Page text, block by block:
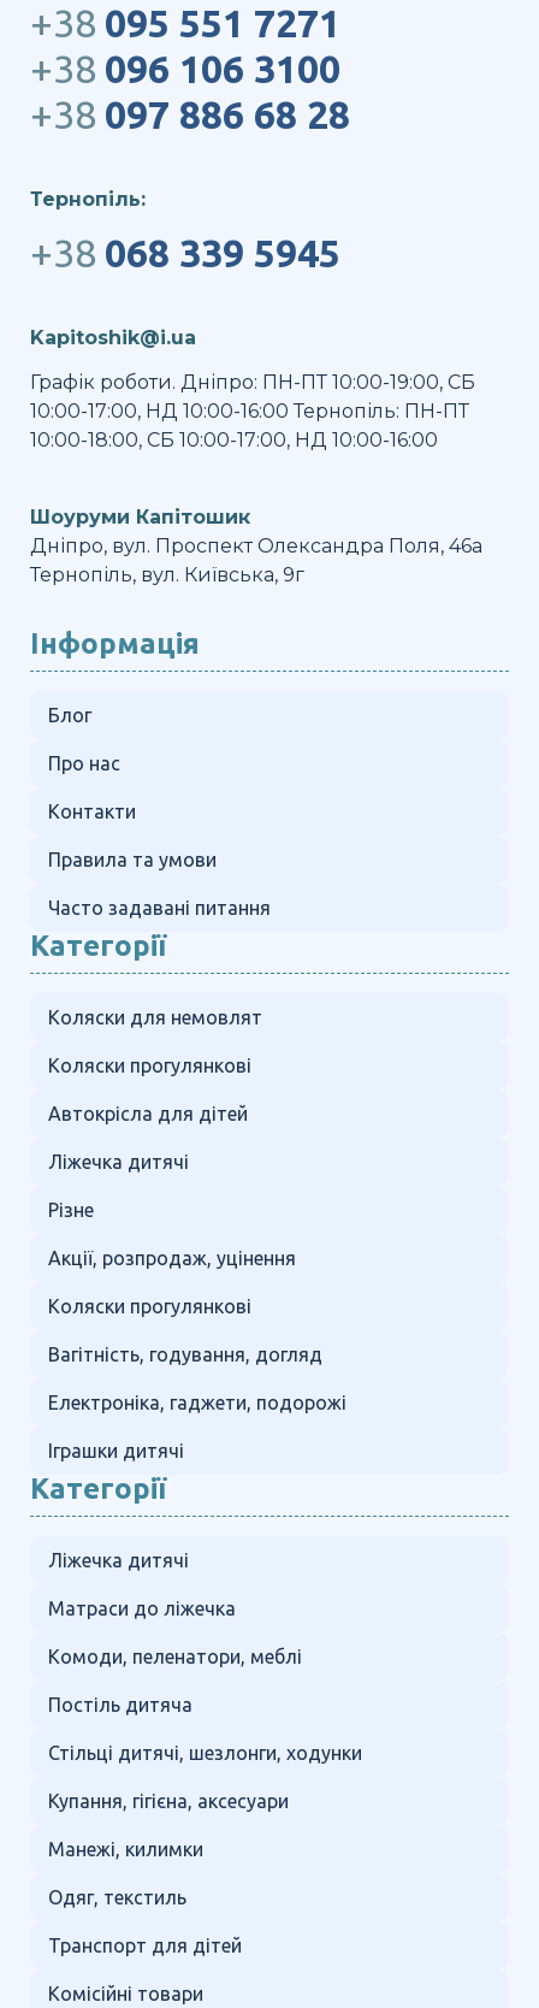
+38 095 551 7271
+38 096 106 3100
+38 097 886 68 28
Тернопіль:
+38 068 339 5945
Kapitoshik@i.ua
Графік роботи. Дніпро: ПН-ПТ 10:00-19:00, СБ
10:00-17:00, НД 10:00-16:00 Тернопіль: ПН-ПТ
10:00-18:00, СБ 10:00-17:00, НД 10:00-16:00
Шоуруми Капітошик
Дніпро, вул. Проспект Олександра Поля, 46а
Тернопіль, вул. Київська, 9г
Інформація
Блог
Про нас
Контакти
Правила та умови
Часто задавані питання
Категорії
Коляски для немовлят
Коляски прогулянкові
Автокрісла для дітей
Ліжечка дитячі
Різне
Акції, розпродаж, уцінення
Коляски прогулянкові
Вагітність, годування, догляд
Електроніка, гаджети, подорожі
Іграшки дитячі
Категорії
Ліжечка дитячі
Матраси до ліжечка
Комоди, пеленатори, меблі
Постіль дитяча
Стільці дитячі, шезлонги, ходунки
Купання, гігієна, аксесуари
Манежі, килимки
Одяг, текстиль
Транспорт для дітей
Комісійні товари